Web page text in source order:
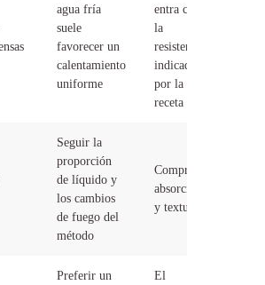
agua fría
suele
favorecer un
calentamiento
uniforme
entra con
la
resistencia
indicada
por la
receta
Seguir la
proporción
de líquido y
los cambios
de fuego del
método
Comprobar
absorción
y textura
Preferir un
El